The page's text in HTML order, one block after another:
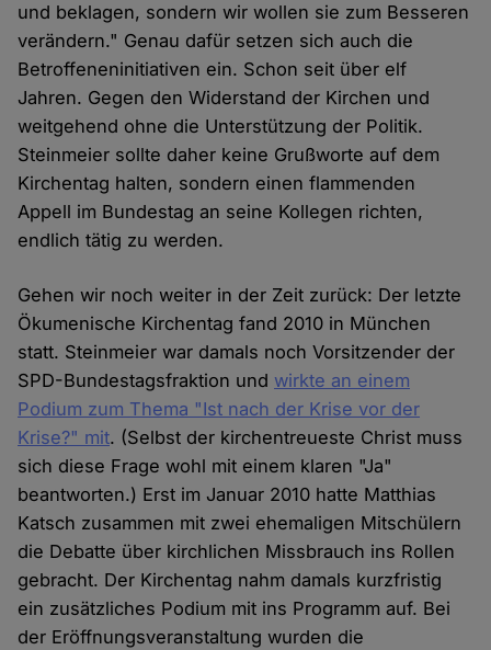
und beklagen, sondern wir wollen sie zum Besseren
verändern." Genau dafür setzen sich auch die
Betroffeneninitiativen ein. Schon seit über elf
Jahren. Gegen den Widerstand der Kirchen und
weitgehend ohne die Unterstützung der Politik.
Steinmeier sollte daher keine Grußworte auf dem
Kirchentag halten, sondern einen flammenden
Appell im Bundestag an seine Kollegen richten,
endlich tätig zu werden.
Gehen wir noch weiter in der Zeit zurück: Der letzte
Ökumenische Kirchentag fand 2010 in München
statt. Steinmeier war damals noch Vorsitzender der
SPD-Bundestagsfraktion und wirkte an einem
Podium zum Thema "Ist nach der Krise vor der
Krise?" mit. (Selbst der kirchentreueste Christ muss
sich diese Frage wohl mit einem klaren "Ja"
beantworten.) Erst im Januar 2010 hatte Matthias
Katsch zusammen mit zwei ehemaligen Mitschülern
die Debatte über kirchlichen Missbrauch ins Rollen
gebracht. Der Kirchentag nahm damals kurzfristig
ein zusätzliches Podium mit ins Programm auf. Bei
der Eröffnungsveranstaltung wurden die